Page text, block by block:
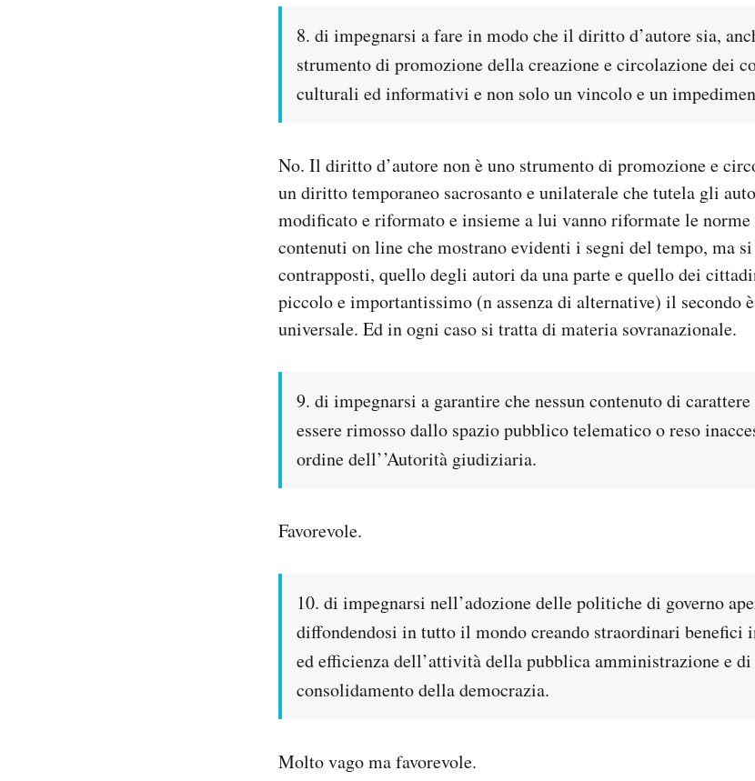
8. di impegnarsi a fare in modo che il diritto d’autore sia,
strumento di promozione della creazione e circolazione dei
culturali ed informativi e non solo un vincolo e un
No. Il diritto d’autore non è uno strumento di promozione e
un diritto temporaneo sacrosanto e unilaterale che tutela gli
modificato e riformato e insieme a lui vanno riformate le
contenuti on line che mostrano evidenti i segni del tempo, ma
contrapposti, quello degli autori da una parte e quello dei
piccolo e importantissimo (n assenza di alternative) il secondo
universale. Ed in ogni caso si tratta di materia sovranazionale.
9. di impegnarsi a garantire che nessun contenuto di
essere rimosso dallo spazio pubblico telematico o reso
ordine dell’’Autorità giudiziaria.
Favorevole.
10. di impegnarsi nell’adozione delle politiche di governo
diffondendosi in tutto il mondo creando straordinari benefici
ed efficienza dell’attività della pubblica amministrazione e
consolidamento della democrazia.
Molto vago ma favorevole.